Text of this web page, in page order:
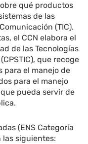
qué productos
de las
(TIC).
el CCN elabora el
de las Tecnologías
que recoge
para el manejo de
para el manejo
pueda servir de
(ENS Categoría
las siguientes: